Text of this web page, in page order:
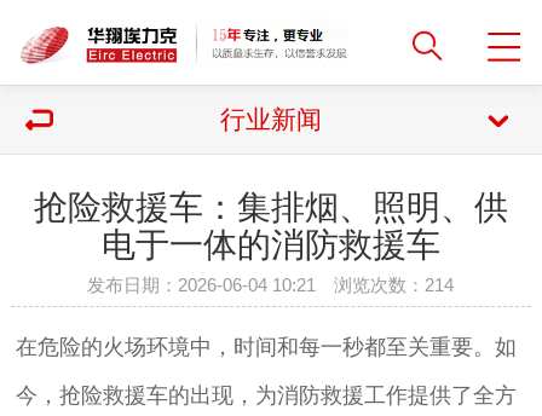
行业新闻
抢险救援车：集排烟、照明、供
电于一体的消防救援车
发布日期：2026-06-04 10:21 浏览次数： 214
在危险的火场环境中，时间和每一秒都至关重要。如
今，抢险救援车的出现，为消防救援工作提供了全方